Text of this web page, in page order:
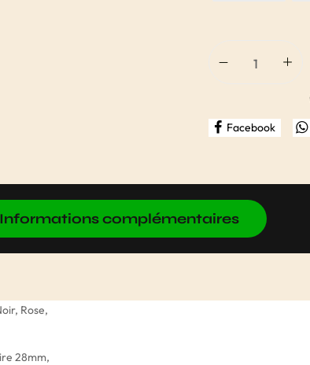
Facebook
Informations complémentaires
Rose,
28mm,